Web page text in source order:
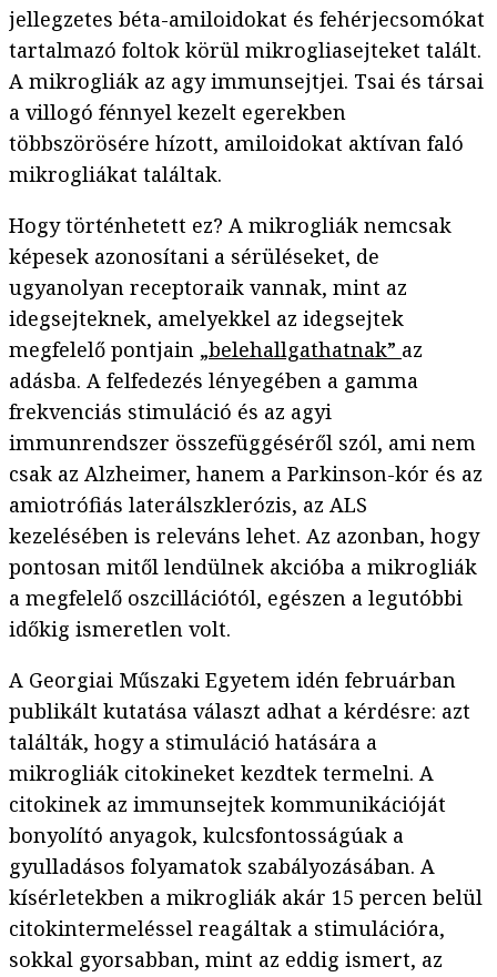
jellegzetes béta-amiloidokat és fehérjecsomókat
tartalmazó foltok körül mikrogliasejteket talált.
A mikrogliák az agy immunsejtjei. Tsai és társai
a villogó fénnyel kezelt egerekben
többszörösére hízott, amiloidokat aktívan faló
mikrogliákat találtak.
Hogy történhetett ez? A mikrogliák nemcsak
képesek azonosítani a sérüléseket, de
ugyanolyan receptoraik vannak, mint az
idegsejteknek, amelyekkel az idegsejtek
megfelelő pontjain „belehallgathatnak” az
adásba. A felfedezés lényegében a gamma
frekvenciás stimuláció és az agyi
immunrendszer összefüggéséről szól, ami nem
csak az Alzheimer, hanem a Parkinson-kór és az
amiotrófiás laterálszklerózis, az ALS
kezelésében is releváns lehet. Az azonban, hogy
pontosan mitől lendülnek akcióba a mikrogliák
a megfelelő oszcillációtól, egészen a legutóbbi
időkig ismeretlen volt.
A Georgiai Műszaki Egyetem idén februárban
publikált kutatása választ adhat a kérdésre: azt
találták, hogy a stimuláció hatására a
mikrogliák citokineket kezdtek termelni. A
citokinek az immunsejtek kommunikációját
bonyolító anyagok, kulcsfontosságúak a
gyulladásos folyamatok szabályozásában. A
kísérletekben a mikrogliák akár 15 percen belül
citokintermeléssel reagáltak a stimulációra,
sokkal gyorsabban, mint az eddig ismert, az